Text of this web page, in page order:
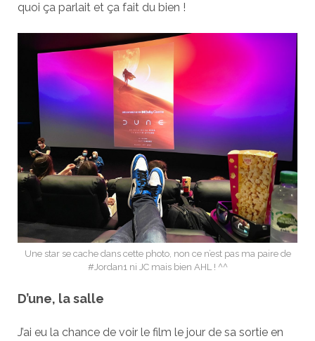
quoi ça parlait et ça fait du bien !
Une star se cache dans cette photo, non ce n’est pas ma paire de
#Jordan1 ni JC mais bien AHL ! ^^
D’une, la salle
J’ai eu la chance de voir le film le jour de sa sortie en